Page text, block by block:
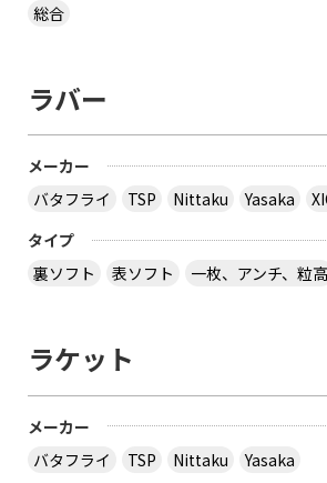
総合
ラバー
メーカー
バタフライ
TSP Nittaku Yasaka
タイプ
裏ソフト
表ソフト 一枚、アンチ、粒高
ラケット
メーカー
バタフライ
TSP Nittaku
Yasaka